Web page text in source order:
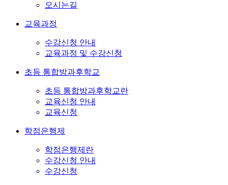
오시는길
교육과정
수강신청 안내
교육과정 및 수강신청
초등 통합방과후학교
초등 통합방과후학교란
교육신청 안내
교육신청
학점은행제
학점은행제란
수강신청 안내
수강신청